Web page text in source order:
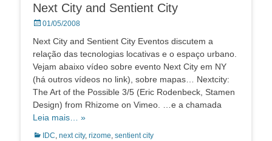
Next City and Sentient City
Posted
01/05/2008
Next City and Sentient City Eventos discutem a
relação das tecnologias locativas e o espaço urbano.
Vejam abaixo vídeo sobre evento Next City em NY
(há outros vídeos no link), sobre mapas… Nextcity:
The Art of the Possible 3/5 (Eric Rodenbeck, Stamen
Design) from Rhizome on Vimeo. …e a chamada
Leia mais… »
Categorias:
IDC, next city, rizome, sentient city